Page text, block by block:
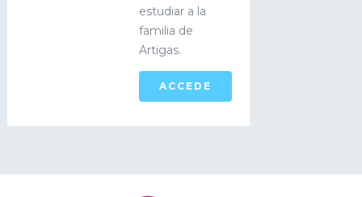
estudiar a la
familia de
Artigas.
ACCEDE